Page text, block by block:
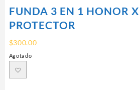
FUNDA 3 EN 1 HONOR
PROTECTOR
$300.00
Agotado